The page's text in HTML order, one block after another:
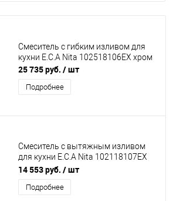
Смеситель с гибким изливом для
кухни E.C.A Nita 102518106EX хром
25 735 руб. / шт
Подробнее
Смеситель с вытяжным изливом
для кухни E.C.A Nita 102118107EX
хром
14 553 руб. / шт
Подробнее